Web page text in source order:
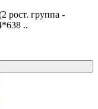
рост. группа -
..